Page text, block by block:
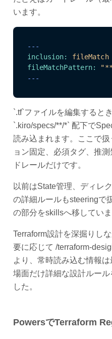
います。
---
inclusion:
fileMatch
fileMatchPattern:
---
`.tf`ファイルを編集すると
`.kiro/specs/**/*` 配下で
読み込まれます。ここで
ョン固定、必須タグ、推
ドレールだけです。
以前はState管理、ディレ
の詳細ルールもsteeringで
の部分をskillsへ移していま
Terraform設計を深掘りし
要に応じて /terraform-
より、常時読み込む情報
場面だけ詳細な設計ルー
した。
PowersでTerraform